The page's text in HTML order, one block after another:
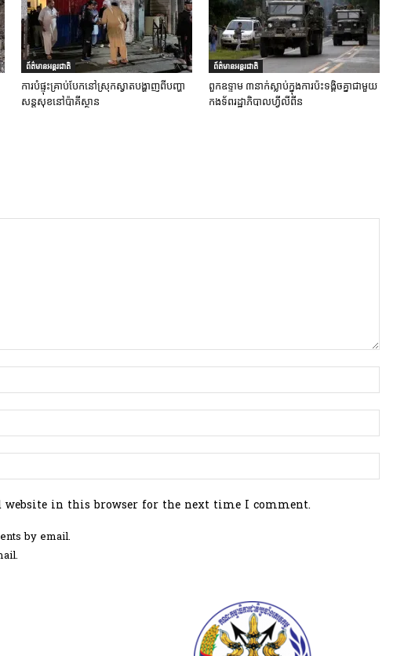
ព័ត៌មានអន្តរជាតិ
ការបំផ្ទុះគ្រាប់បែកនៅស្រុកស្វាតបង្ហាញពីបញ្ហា
សន្តសុខនៅប៉ាគីស្ថាន
ព័ត៌មានអន្តរជាតិ
ពួកឧទ្ទាម ៣នាក់ស្លាប់ក្នុងការប៉ះទង្គិចគ្នាជាមួយ
កងទ័ពរដ្ឋាភិបាលហ្វីលីពីន
website in this browser for the next time I comment.
by email.